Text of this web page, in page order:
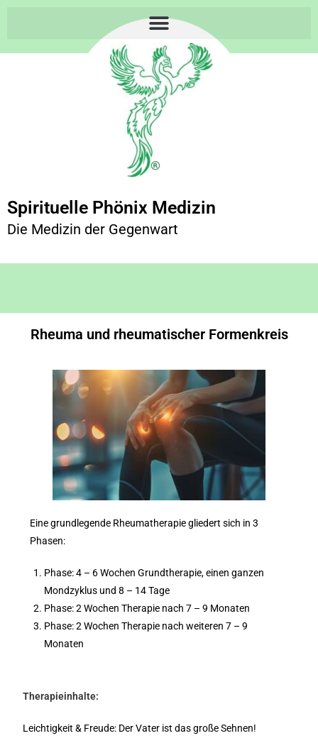
Spirituelle Phönix Medizin
Die Medizin der Gegenwart
Rheuma und rheumatischer Formenkreis
Eine grundlegende Rheumatherapie gliedert sich in 3
Phasen:
Phase: 4 – 6 Wochen Grundtherapie, einen ganzen
Mondzyklus und 8 – 14 Tage
Phase: 2 Wochen Therapie nach 7 – 9 Monaten
Phase: 2 Wochen Therapie nach weiteren 7 – 9
Monaten
Therapieinhalte:
Leichtigkeit & Freude: Der Vater ist das große Sehnen!